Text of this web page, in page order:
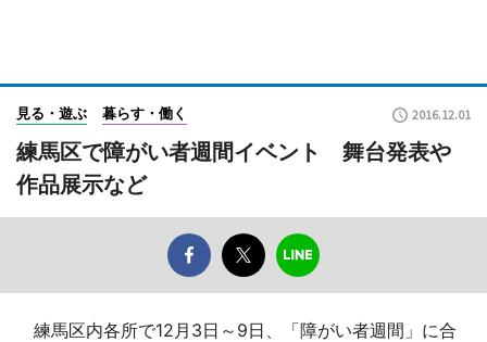
見る・遊ぶ 暮らす・働く 2016.12.01
練馬区で障がい者週間イベント 舞台発表や
作品展示など
練馬区内各所で12月3日～9日、「障がい者週間」に合